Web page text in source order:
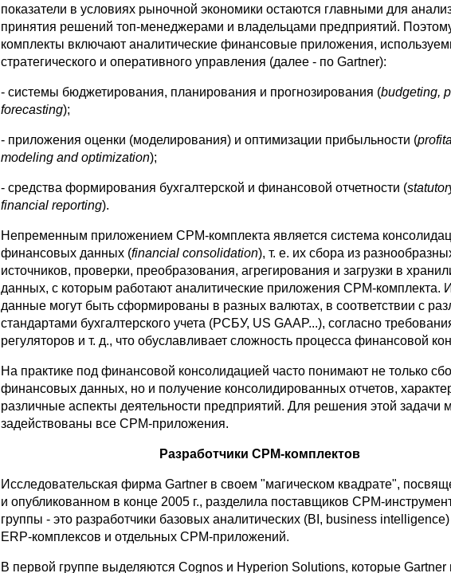
показатели в условиях рыночной экономики остаются главными для
принятия решений топ-менеджерами и владельцами предприятий.
комплекты включают аналитические финансовые приложения,
стратегического и оперативного управления (далее - по Gartner):
- системы бюджетирования, планирования и прогнозирования (budgeting,
forecasting);
- приложения оценки (моделирования) и оптимизации прибыльности (
modeling and optimization);
- средства формирования бухгалтерской и финансовой отчетности (
financial reporting).
Непременным приложением CPM-комплекта является система
финансовых данных (financial consolidation), т. е. их сбора из
источников, проверки, преобразования, агрегирования и загрузки в
данных, с которым работают аналитические приложения CPM-комплекта.
данные могут быть сформированы в разных валютах, в соответствии с
стандартами бухгалтерского учета (РСБУ, US GAAP...), согласно
регуляторов и т. д., что обуславливает сложность процесса финансовой
На практике под финансовой консолидацией часто понимают не только
финансовых данных, но и получение консолидированных отчетов,
различные аспекты деятельности предприятий. Для решения этой задачи
задействованы все CPM-приложения.
Разработчики CPM-комплектов
Исследовательская фирма Gartner в своем "магическом квадрате",
и опубликованном в конце 2005 г., разделила поставщиков CPM-
группы - это разработчики базовых аналитических (BI, business
ERP-комплексов и отдельных CPM-приложений.
В первой группе выделяются Cognos и Hyperion Solutions, которые Gartner